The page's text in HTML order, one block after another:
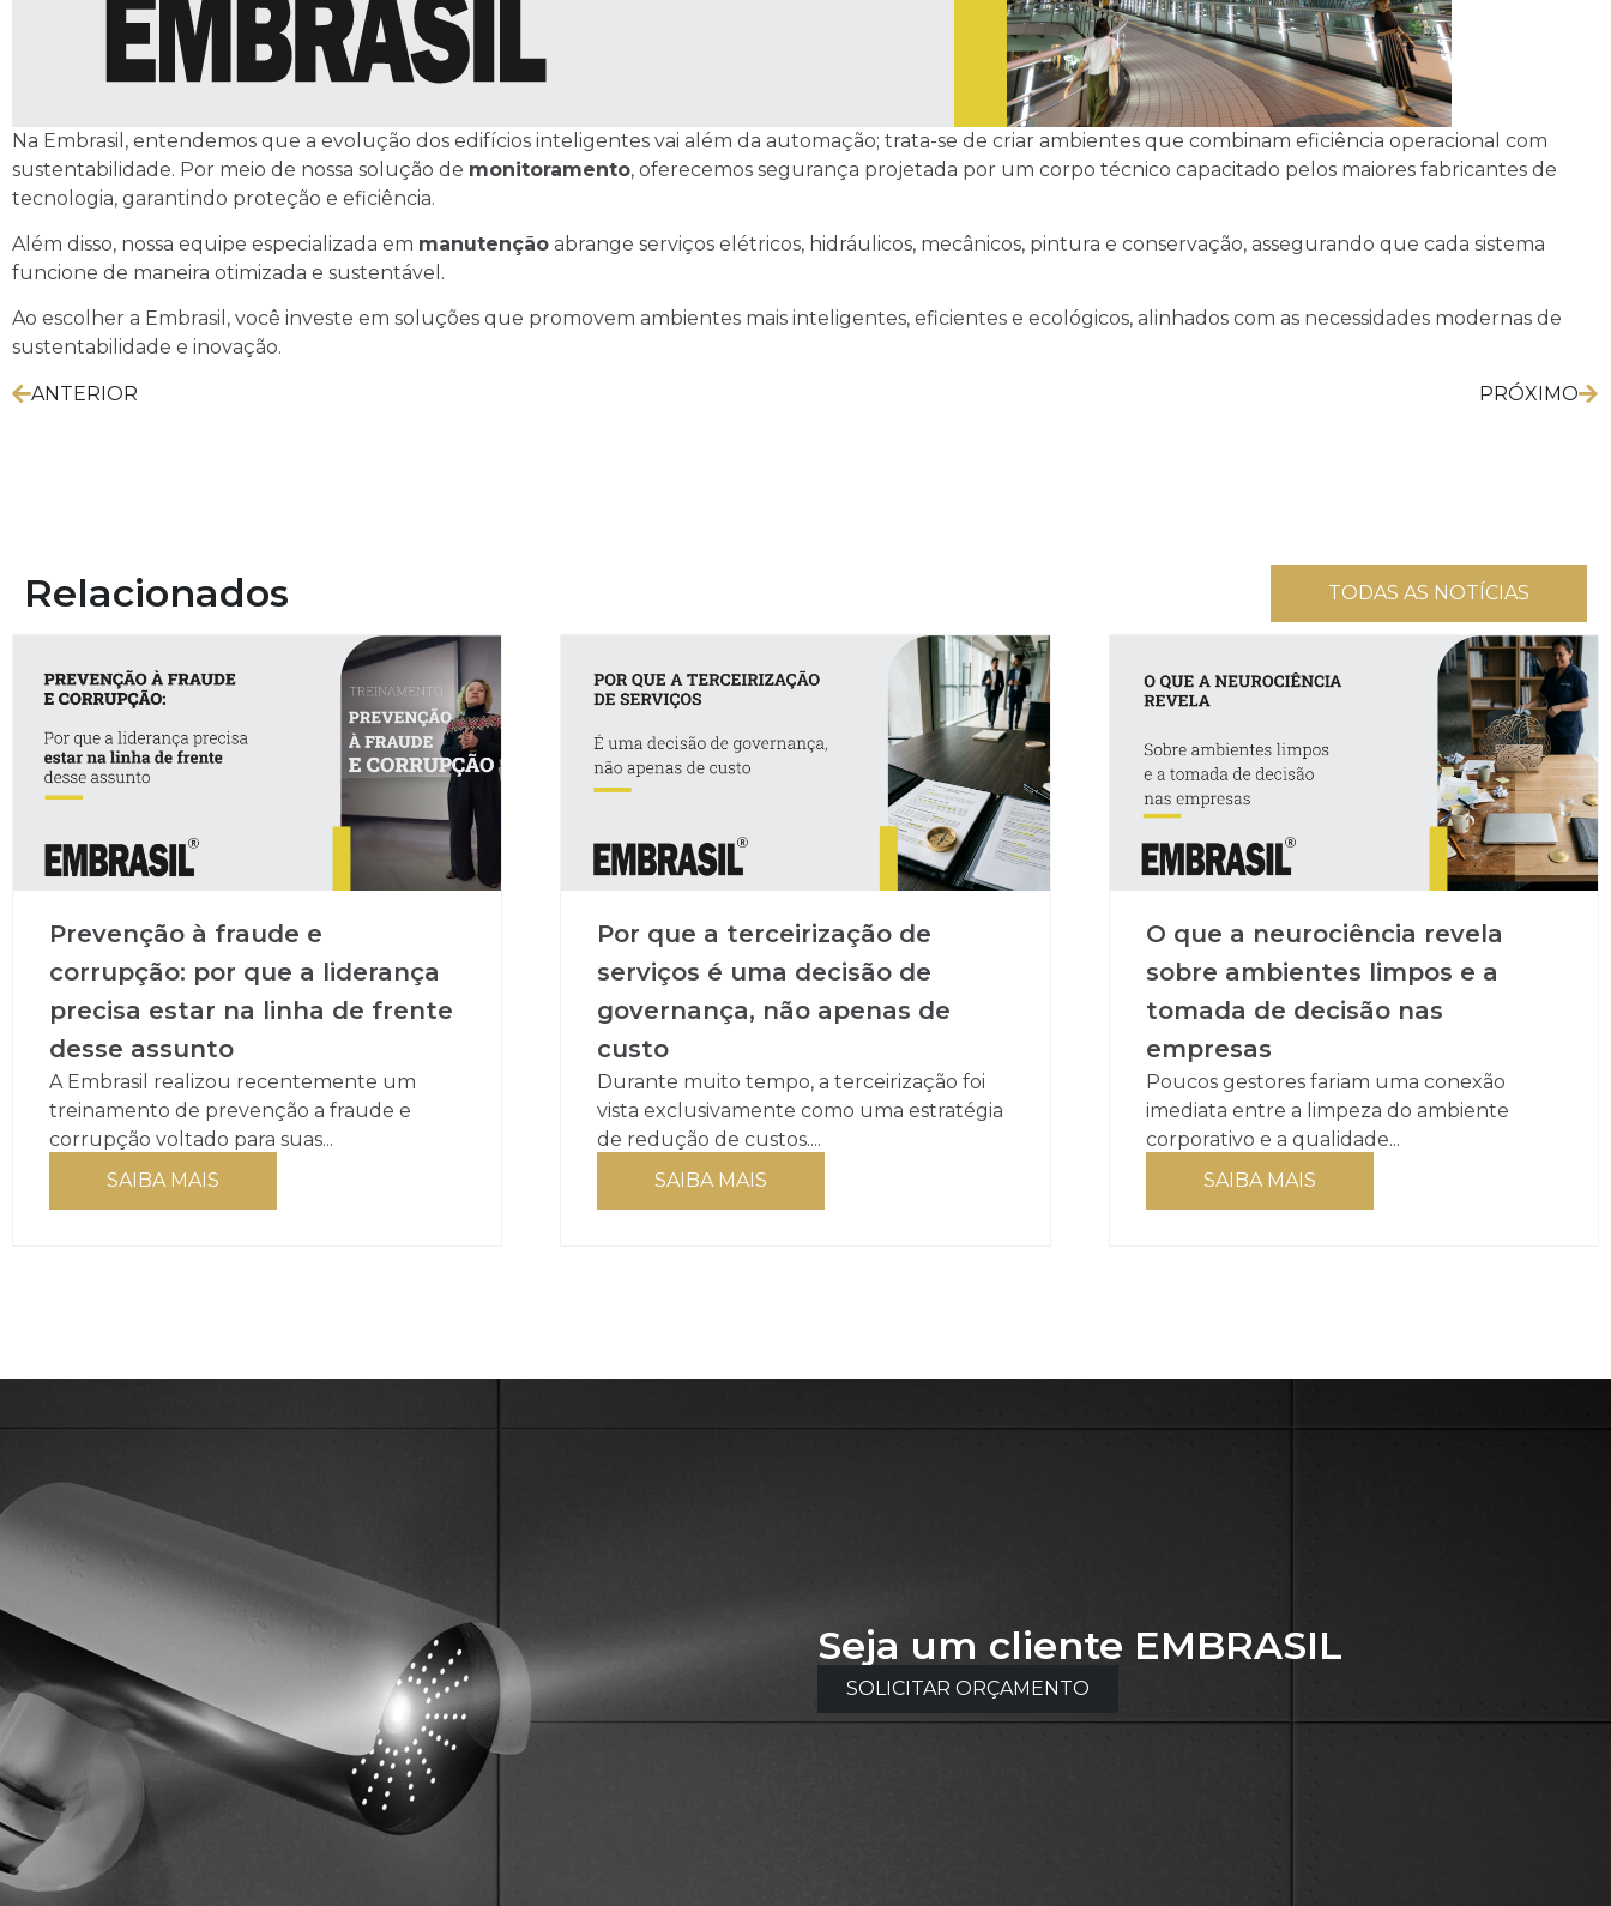
Na Embrasil, entendemos que a evolução dos edifícios inteligentes vai além da automação; trata-se de criar ambientes que combinam eficiência operacional com
sustentabilidade. Por meio de nossa solução de monitoramento, oferecemos segurança projetada por um corpo técnico capacitado pelos maiores fabricantes de
tecnologia, garantindo proteção e eficiência.
Além disso, nossa equipe especializada em manutenção abrange serviços elétricos, hidráulicos, mecânicos, pintura e conservação, assegurando que cada sistema
funcione de maneira otimizada e sustentável.
Ao escolher a Embrasil, você investe em soluções que promovem ambientes mais inteligentes, eficientes e ecológicos, alinhados com as necessidades modernas de
sustentabilidade e inovação.
ANTERIOR PRÓXIMO
Relacionados TODAS AS NOTÍCIAS
Prevenção à fraude e
corrupção: por que a liderança
precisa estar na linha de frente
desse assunto
A Embrasil realizou recentemente um
treinamento de prevenção a fraude e
corrupção voltado para suas...
SAIBA MAIS
Por que a terceirização de
serviços é uma decisão de
governança, não apenas de
custo
Durante muito tempo, a terceirização foi
vista exclusivamente como uma estratégia
de redução de custos....
SAIBA MAIS
O que a neurociência revela
sobre ambientes limpos e a
tomada de decisão nas
empresas
Poucos gestores fariam uma conexão
imediata entre a limpeza do ambiente
corporativo e a qualidade...
SAIBA MAIS
Seja um cliente EMBRASIL
SOLICITAR ORÇAMENTO